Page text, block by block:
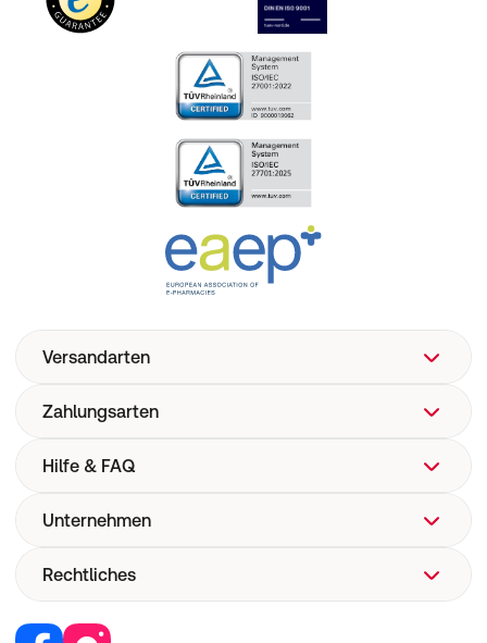
Versandarten
Zahlungsarten
Hilfe & FAQ
FAQ
Versand
Unternehmen
Über uns
Corporate Website
Retail Media
Rechtliches
Vertrag widerrufen